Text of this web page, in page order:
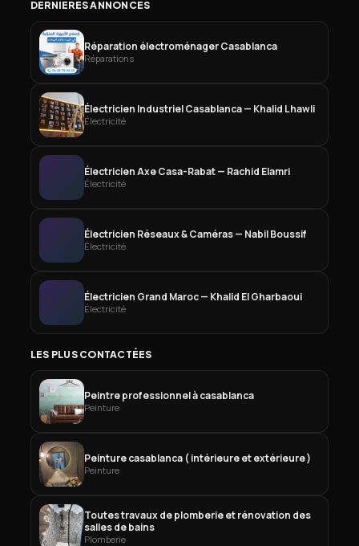
DERNIÈRES ANNONCES
Réparation électroménager Casablanca
Réparations
Électricien Industriel Casablanca — Khalid Lhawli
Électricité
Électricien Axe Casa-Rabat — Rachid Elamri
Électricité
Électricien Réseaux & Caméras — Nabil Boussif
Électricité
Électricien Grand Maroc — Khalid El Gharbaoui
Électricité
LES PLUS CONTACTÉES
Peintre professionnel à casablanca
Peinture
Peinture casablanca ( intérieure et extérieure )
Peinture
Toutes travaux de plomberie et rénovation des
salles de bains
Plomberie